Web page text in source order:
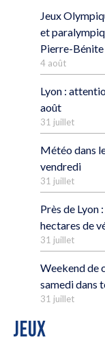
Jeux
et
Pierre-Bénite
4 août
Lyon :
août
31 juillet
Météo dans
vendredi
31 juillet
Près de Lyon
hectares de
31 juillet
Weekend de
samedi dans
31 juillet
JEUX